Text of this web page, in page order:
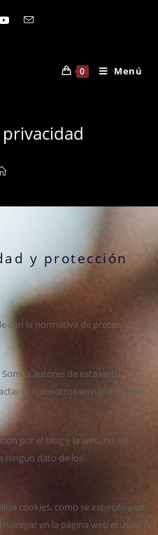
0 Menú
y protección
con la normativa de protección de
Somos autores de esta web,
con nosotros enviándonos un
por el blog y la web, no es
ningún dato de los
cookies, como se específica en
en la página web el usuario